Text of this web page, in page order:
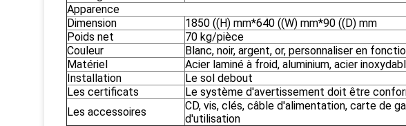
Apparence
Dimension
1850 ((H) mm*640 ((W) mm*90 ((D) mm
Poids net
70 kg/pièce
Couleur
Blanc, noir, argent, or, personnaliser en
Matériel
Acier laminé à froid, aluminium, acier
Installation
Le sol debout
Les certificats
Le système d'avertissement doit être
Les accessoires
CD, vis, clés, câble d'alimentation, carte de
d'utilisation